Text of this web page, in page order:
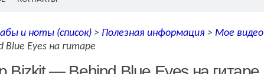
и ноты (список) > Полезная информация > Мое видео
Blue Eyes на гитаре